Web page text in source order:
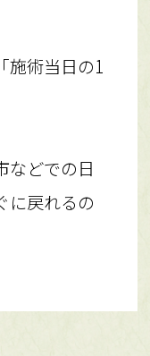
施術当日の1
などでの日
に戻れるの